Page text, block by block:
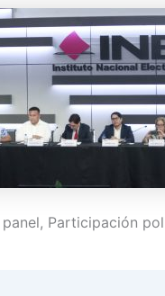
panel, Participación